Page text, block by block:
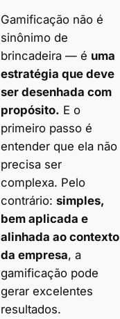
Gamificação não é
sinônimo de
brincadeira — é uma
estratégia que deve
ser desenhada com
propósito. E o
primeiro passo é
entender que ela não
precisa ser
complexa. Pelo
contrário: simples,
bem aplicada e
alinhada ao contexto
da empresa, a
gamificação pode
gerar excelentes
resultados.